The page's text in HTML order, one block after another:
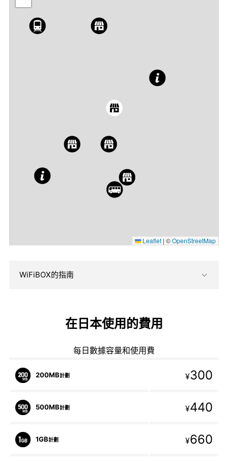
Leaflet | ©OpenStreetMap
WiFiBOX的指南
在日本使用的費用
每日數據容量和使用費
200MB計劃 ¥300
500MB計劃 ¥440
1GB計劃 ¥660